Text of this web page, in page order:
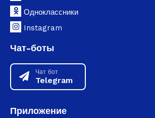
Одноклассники
Instagram
Чат-боты
Чат бот
Telegram
Приложение